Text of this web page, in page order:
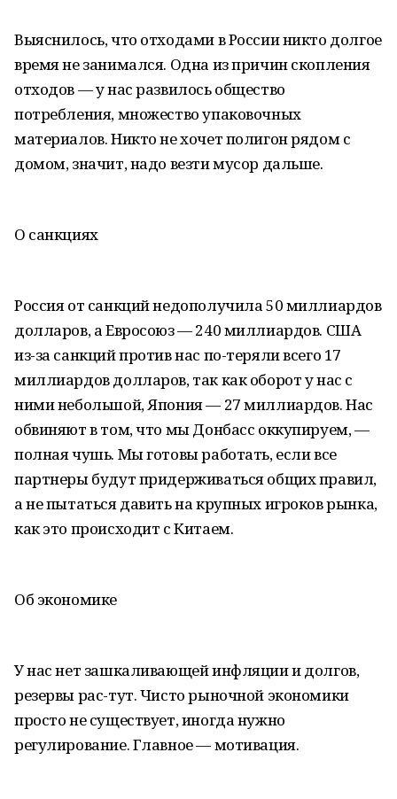
Выяснилось, что отходами в России никто долгое
время не занимался. Одна из причин скопления
отходов — у нас развилось общество
потребления, множество упаковочных
материалов. Никто не хочет полигон рядом с
домом, значит, надо везти мусор дальше.
О санкциях
Россия от санкций недополучила 50 миллиардов
долларов, а Евросоюз — 240 миллиардов. США
из-за санкций против нас по-теряли всего 17
миллиардов долларов, так как оборот у нас с
ними небольшой, Япония — 27 миллиардов. Нас
обвиняют в том, что мы Донбасс оккупируем, —
полная чушь. Мы готовы работать, если все
партнеры будут придерживаться общих правил,
а не пытаться давить на крупных игроков рынка,
как это происходит с Китаем.
Об экономике
У нас нет зашкаливающей инфляции и долгов,
резервы рас-тут. Чисто рыночной экономики
просто не существует, иногда нужно
регулирование. Главное — мотивация.